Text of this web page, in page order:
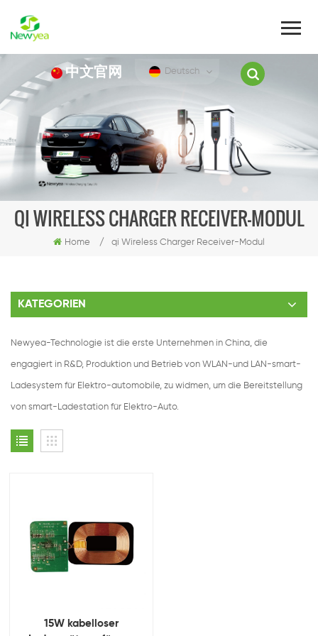
中文官网 Deutsch
QI WIRELESS CHARGER RECEIVER-MODUL
Home / qi Wireless Charger Receiver-Modul
KATEGORIEN
Newyea-Technologie ist die erste Unternehmen in China, die
engagiert in R&D, Produktion und Betrieb von WLAN-und LAN-smart-
Ladesystem für Elektro-automobile, zu widmen, um die Bereitstellung
von smart-Ladestation für Elektro-Auto.
15W kabelloser